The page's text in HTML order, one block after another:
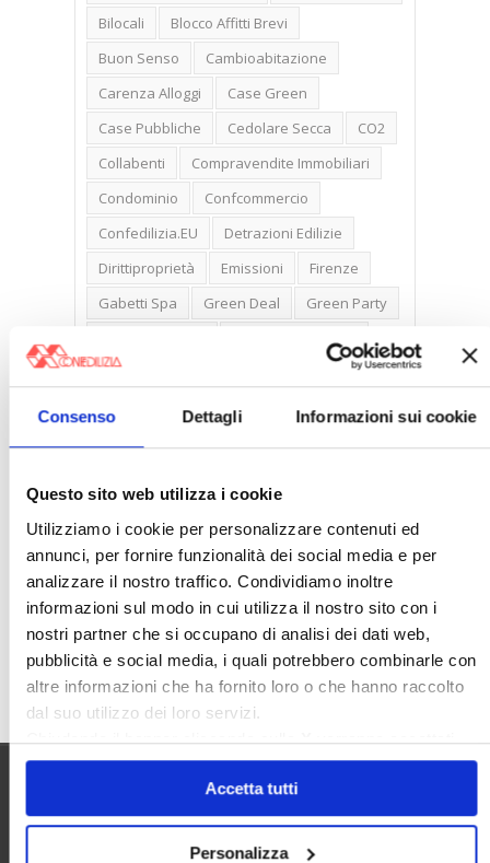
Consenso Dettagli Informazioni sui cookie
Questo sito web utilizza i cookie
Utilizziamo i cookie per personalizzare contenuti ed
annunci, per fornire funzionalità dei social media e per
analizzare il nostro traffico. Condividiamo inoltre
informazioni sul modo in cui utilizza il nostro sito con i
nostri partner che si occupano di analisi dei dati web,
pubblicità e social media, i quali potrebbero combinarle con
altre informazioni che ha fornito loro o che hanno raccolto
dal suo utilizzo dei loro servizi.
Chiudendo il banner cliccando sullaXverranno accettati
solo i cookie necessari.
Accetta tutti
Personalizza
Bilocali
Blocco Affitti Brevi
Buon Senso
Cambioabitazione
Carenza Alloggi
Case Green
Case Pubbliche
Cedolare Secca
CO2
Collabenti
Compravendite Immobiliari
Condominio
Confcommercio
Confedilizia.EU
Detrazioni Edilizie
Dirittiproprietà
Emissioni
Firenze
Gabetti Spa
Green Deal
Green Party
Irregolarità Formali
Libero Mercato
New York
Nudaproprietà
Prezzi Case
Prima Casa
Proprietari Casa
Sunia
Trasferimenti
Treviso
Valore Case
Cerca
Utilità